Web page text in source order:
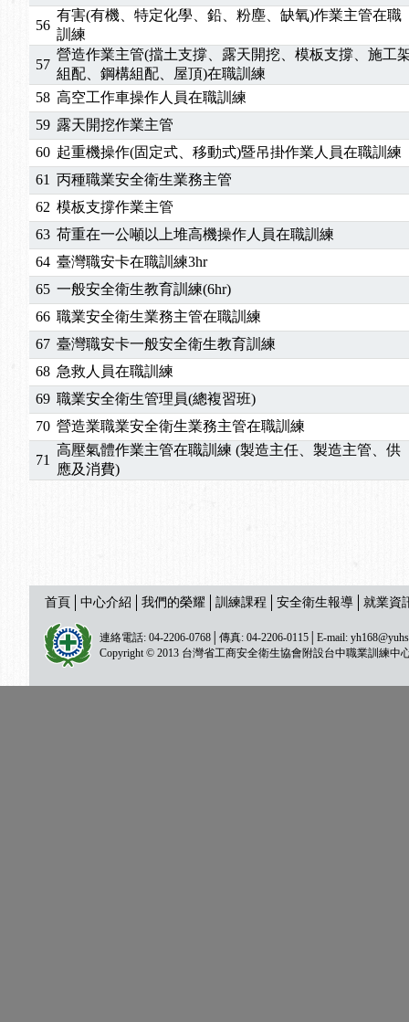
56
有害(有機、特定化學、鉛、粉塵、缺氧)作業主管在職
訓練
57
營造作業主管(擋土支撐、露天開挖、模板支撐、施工
組配、鋼構組配、屋頂)在職訓練
58 高空工作車操作人員在職訓練
59 露天開挖作業主管
60 起重機操作(固定式、移動式)暨吊掛作業人員在職訓練
61 丙種職業安全衛生業務主管
62 模板支撐作業主管
63 荷重在一公噸以上堆高機操作人員在職訓練
64 臺灣職安卡在職訓練3hr
65 一般安全衛生教育訓練(6hr)
66 職業安全衛生業務主管在職訓練
67 臺灣職安卡一般安全衛生教育訓練
68 急救人員在職訓練
69 職業安全衛生管理員(總複習班)
70 營造業職業安全衛生業務主管在職訓練
71
高壓氣體作業主管在職訓練 (製造主任、製造主管、供
應及消費)
首頁 中心介紹 我們的榮耀 訓練課程 安全衛生報導 就業資
連絡電話: 04-2206-0768│傳真: 04-2206-0115│E-mail:
Copyright © 2013 台灣省工商安全衛生協會附設台中職業訓練中